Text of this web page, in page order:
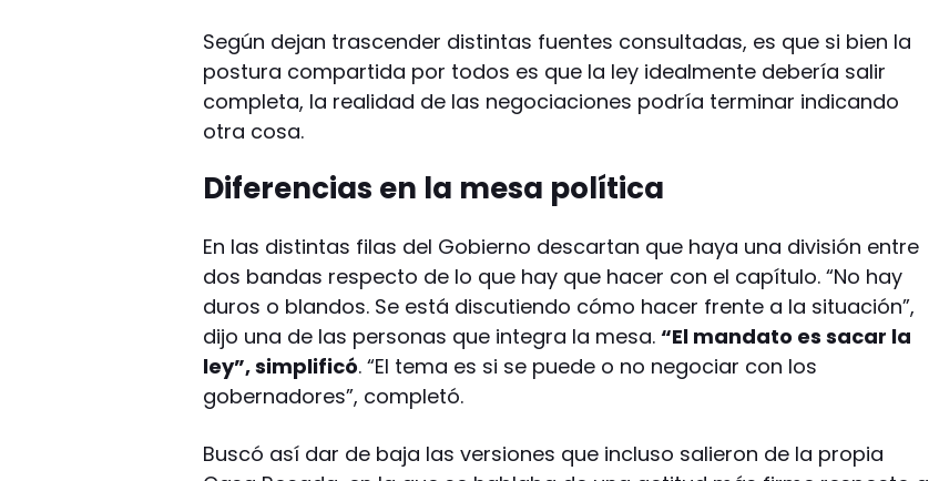
Según dejan trascender distintas fuentes consultadas, es que si bien la
postura compartida por todos es que la ley idealmente debería salir
completa, la realidad de las negociaciones podría terminar indicando
otra cosa.
Diferencias en la mesa política
En las distintas filas del Gobierno descartan que haya una división entre
dos bandas respecto de lo que hay que hacer con el capítulo. “No hay
duros o blandos. Se está discutiendo cómo hacer frente a la situación”,
dijo una de las personas que integra la mesa.“El mandato es sacar la
ley”, simplificó. “El tema es si se puede o no negociar con los
gobernadores”, completó.
Buscó así dar de baja las versiones que incluso salieron de la propia